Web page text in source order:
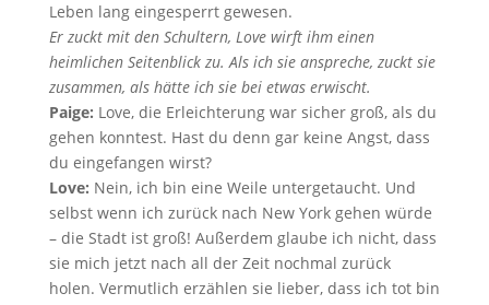
Leben lang eingesperrt gewesen.
Er zuckt mit den Schultern, Love wirft ihm einen
heimlichen Seitenblick zu. Als ich sie anspreche, zuckt sie
zusammen, als hätte ich sie bei etwas erwischt.
Paige: Love, die Erleichterung war sicher groß, als du
gehen konntest. Hast du denn gar keine Angst, dass
du eingefangen wirst?
Love: Nein, ich bin eine Weile untergetaucht. Und
selbst wenn ich zurück nach New York gehen würde
– die Stadt ist groß! Außerdem glaube ich nicht, dass
sie mich jetzt nach all der Zeit nochmal zurück
holen. Vermutlich erzählen sie lieber, dass ich tot bin